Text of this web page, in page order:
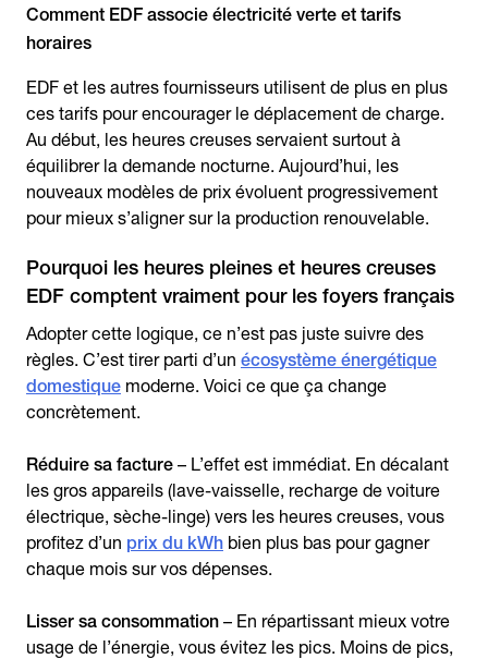
Comment EDF associe électricité verte et tarifs
horaires
EDF et les autres fournisseurs utilisent de plus en plus
ces tarifs pour encourager le déplacement de charge.
Au début, les heures creuses servaient surtout à
équilibrer la demande nocturne. Aujourd’hui, les
nouveaux modèles de prix évoluent progressivement
pour mieux s’aligner sur la production renouvelable.
Pourquoi les heures pleines et heures creuses
EDF comptent vraiment pour les foyers français
Adopter cette logique, ce n’est pas juste suivre des
règles. C’est tirer parti d’un écosystème énergétique
domestique moderne. Voici ce que ça change
concrètement.
Réduire sa facture – L’effet est immédiat. En décalant
les gros appareils (lave-vaisselle, recharge de voiture
électrique, sèche-linge) vers les heures creuses, vous
profitez d’un prix du kWh bien plus bas pour gagner
chaque mois sur vos dépenses.
Lisser sa consommation – En répartissant mieux votre
usage de l’énergie, vous évitez les pics. Moins de pics,